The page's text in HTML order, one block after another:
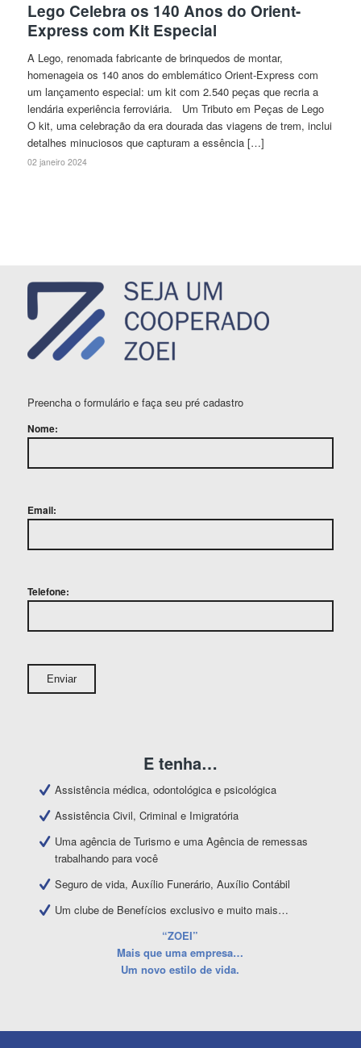
Lego Celebra os 140 Anos do Orient-
Express com Kit Especial
A Lego, renomada fabricante de brinquedos de montar,
homenageia os 140 anos do emblemático Orient-Express com
um lançamento especial: um kit com 2.540 peças que recria a
lendária experiência ferroviária. Um Tributo em Peças de Lego
O kit, uma celebração da era dourada das viagens de trem, inclui
detalhes minuciosos que capturam a essência […]
02 janeiro 2024
Preencha o formulário e faça seu pré cadastro
Nome:
Email:
Telefone:
E tenha…
Assistência médica, odontológica e psicológica
Assistência Civil, Criminal e Imigratória
Uma agência de Turismo e uma Agência de remessas
trabalhando para você
Seguro de vida, Auxílio Funerário, Auxílio Contábil
Um clube de Benefícios exclusivo e muito mais…
“ZOEI”
Mais que uma empresa…
Um novo estilo de vida.